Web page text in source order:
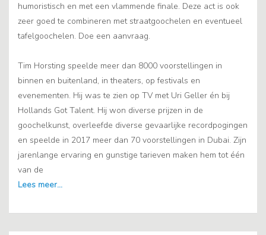
humoristisch en met een vlammende finale. Deze act is ook
zeer goed te combineren met straatgoochelen en eventueel
tafelgoochelen. Doe een aanvraag.
Tim Horsting speelde meer dan 8000 voorstellingen in
binnen en buitenland, in theaters, op festivals en
evenementen. Hij was te zien op TV met Uri Geller én bij
Hollands Got Talent. Hij won diverse prijzen in de
goochelkunst, overleefde diverse gevaarlijke recordpogingen
en speelde in 2017 meer dan 70 voorstellingen in Dubai. Zijn
jarenlange ervaring en gunstige tarieven maken hem tot één
van de